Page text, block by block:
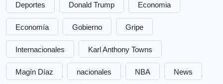
Deportes Donald Trump Economia
Economía Gobierno Gripe
Internacionales Karl Anthony Towns
Magín Díaz nacionales NBA News